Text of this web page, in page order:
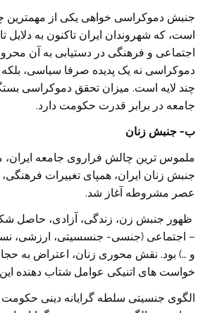
جنبش دموکراسی خواهی یکی از
است، که شهروندان ایران تاکنون به دلایل
اجتماعی و فرهنگی در دستیابی به آن
دموکراسی نه یک پدیده صرفا سیاسی، بلکه
چند لایه است. میزان تحقق دموکراسی
جامعه در برابر قدرت حکومت دارد.
ب- جنبش زنان
ملموس ترین چالش فراروی جامعه
جنبش زنان ایران، همپای تغییرات
عصر مشروطه آغاز شد.
ظهور جنبش زن، زندگی، آزادی، حاصل
– اجتماعی (جنسی- جنسسیتی، ارزشی،
و …) بود. نقش محوری زنان، اعتراض به
خواست های اتنیکی عوامل شتاب دهنده
الگوی جنسیتی سلطه گرایانه دینی